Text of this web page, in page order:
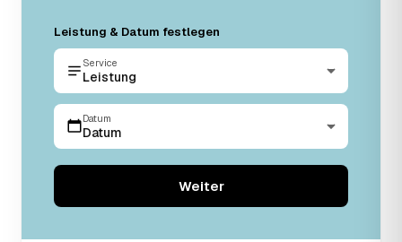
Leistung & Datum festlegen
Service
Leistung
Datum
Datum
Weiter